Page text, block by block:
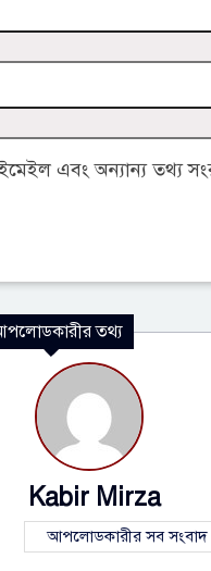
এবং অন্যান্য তথ্য
তথ্য
Kabir Mirza
আপলোডকারীর সব সংবাদ